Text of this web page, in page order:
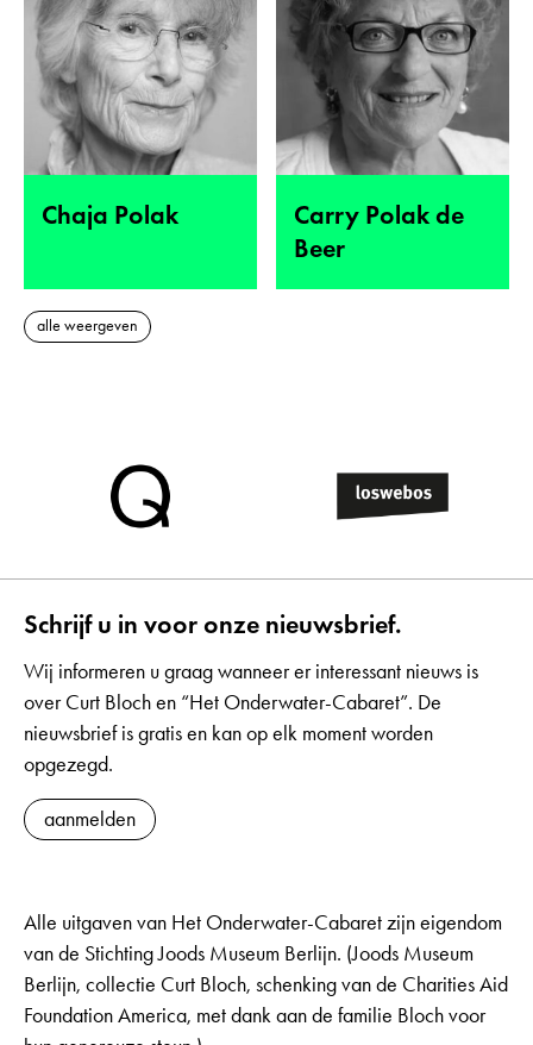
Chaja Polak
Carry Polak de
Beer
alle weergeven
Schrijf u in voor onze nieuwsbrief.
Wij informeren u graag wanneer er interessant nieuws is
over Curt Bloch en “Het Onderwater-Cabaret”. De
nieuwsbrief is gratis en kan op elk moment worden
opgezegd.
aanmelden
Alle uitgaven van Het Onderwater-Cabaret zijn eigendom
van de Stichting Joods Museum Berlijn. (Joods Museum
Berlijn, collectie Curt Bloch, schenking van de Charities Aid
Foundation America, met dank aan de familie Bloch voor